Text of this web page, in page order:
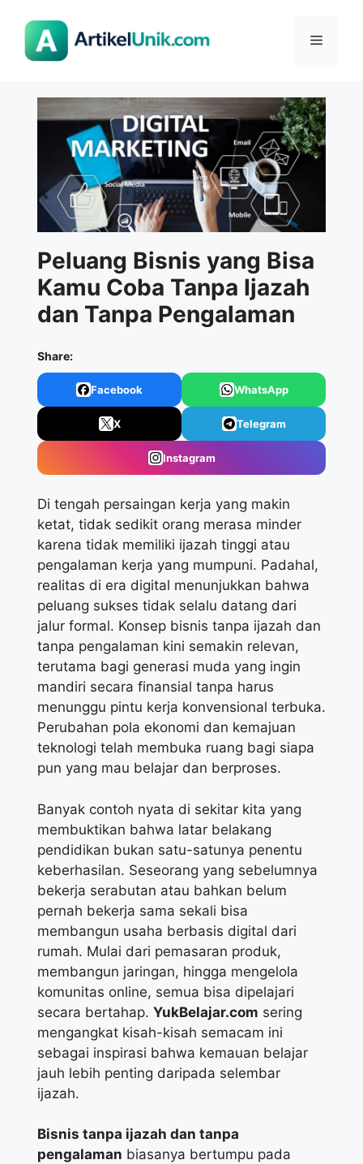
Menu
Peluang Bisnis yang Bisa
Kamu Coba Tanpa Ijazah
dan Tanpa Pengalaman
Share:
Facebook WhatsApp
X Telegram
Instagram
Di tengah persaingan kerja yang makin
ketat, tidak sedikit orang merasa minder
karena tidak memiliki ijazah tinggi atau
pengalaman kerja yang mumpuni. Padahal,
realitas di era digital menunjukkan bahwa
peluang sukses tidak selalu datang dari
jalur formal. Konsep bisnis tanpa ijazah dan
tanpa pengalaman kini semakin relevan,
terutama bagi generasi muda yang ingin
mandiri secara finansial tanpa harus
menunggu pintu kerja konvensional terbuka.
Perubahan pola ekonomi dan kemajuan
teknologi telah membuka ruang bagi siapa
pun yang mau belajar dan berproses.
Banyak contoh nyata di sekitar kita yang
membuktikan bahwa latar belakang
pendidikan bukan satu-satunya penentu
keberhasilan. Seseorang yang sebelumnya
bekerja serabutan atau bahkan belum
pernah bekerja sama sekali bisa
membangun usaha berbasis digital dari
rumah. Mulai dari pemasaran produk,
membangun jaringan, hingga mengelola
komunitas online, semua bisa dipelajari
secara bertahap. YukBelajar.com sering
mengangkat kisah-kisah semacam ini
sebagai inspirasi bahwa kemauan belajar
jauh lebih penting daripada selembar
ijazah.
Bisnis tanpa ijazah dan tanpa
pengalaman biasanya bertumpu pada